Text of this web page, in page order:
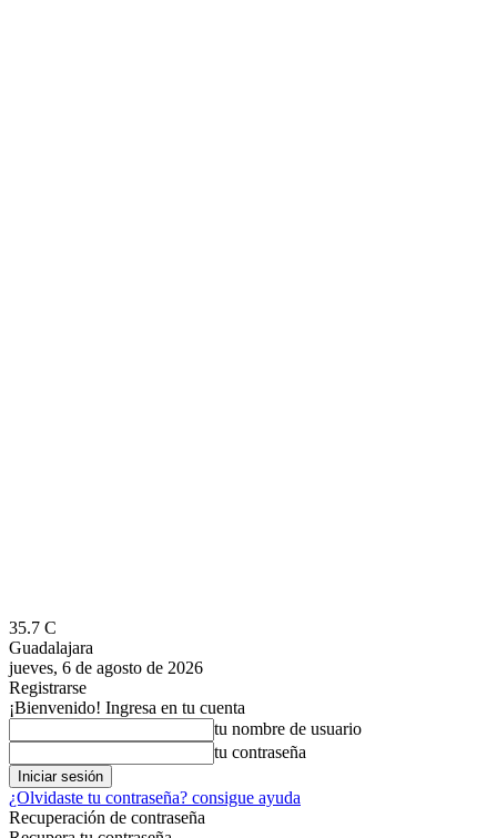
35.7 C
Guadalajara
jueves, 6 de agosto de 2026
Registrarse
¡Bienvenido! Ingresa en tu cuenta
tu nombre de usuario
tu contraseña
¿Olvidaste tu contraseña? consigue ayuda
Recuperación de contraseña